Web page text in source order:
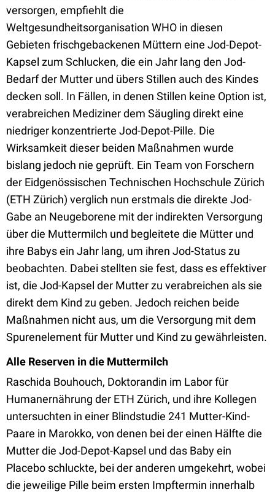
versorgen, empfiehlt die
Weltgesundheitsorganisation WHO in diesen
Gebieten frischgebackenen Müttern eine Jod-Depot-
Kapsel zum Schlucken, die ein Jahr lang den Jod-
Bedarf der Mutter und übers Stillen auch des Kindes
decken soll. In Fällen, in denen Stillen keine Option ist,
verabreichen Mediziner dem Säugling direkt eine
niedriger konzentrierte Jod-Depot-Pille. Die
Wirksamkeit dieser beiden Maßnahmen wurde
bislang jedoch nie geprüft. Ein Team von Forschern
der Eidgenössischen Technischen Hochschule Zürich
(ETH Zürich) verglich nun erstmals die direkte Jod-
Gabe an Neugeborene mit der indirekten Versorgung
über die Muttermilch und begleitete die Mütter und
ihre Babys ein Jahr lang, um ihren Jod-Status zu
beobachten. Dabei stellten sie fest, dass es effektiver
ist, die Jod-Kapsel der Mutter zu verabreichen als sie
direkt dem Kind zu geben. Jedoch reichen beide
Maßnahmen nicht aus, um die Versorgung mit dem
Spurenelement für Mutter und Kind zu gewährleisten.
Alle Reserven in die Muttermilch
Raschida Bouhouch, Doktorandin im Labor für
Humanernährung der ETH Zürich, und ihre Kollegen
untersuchten in einer Blindstudie 241 Mutter-Kind-
Paare in Marokko, von denen bei der einen Hälfte die
Mutter die Jod-Depot-Kapsel und das Baby ein
Placebo schluckte, bei der anderen umgekehrt, wobei
die jeweilige Pille beim ersten Impftermin innerhalb